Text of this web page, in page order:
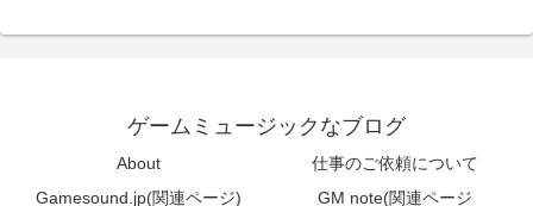
ゲームミュージックなブログ
About
仕事のご依頼について
Gamesound.jp(関連ページ)
GM note(関連ページ